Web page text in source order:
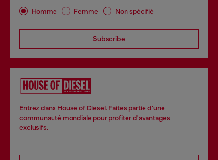
Homme Femme Non spécifié
Subscribe
Entrez dans House of Diesel. Faites partie d'une
communauté mondiale pour profiter d'avantages
exclusifs.